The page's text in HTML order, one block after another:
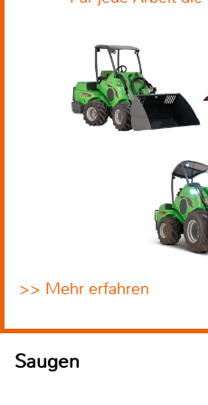
>> Mehr erfahren
Saugen